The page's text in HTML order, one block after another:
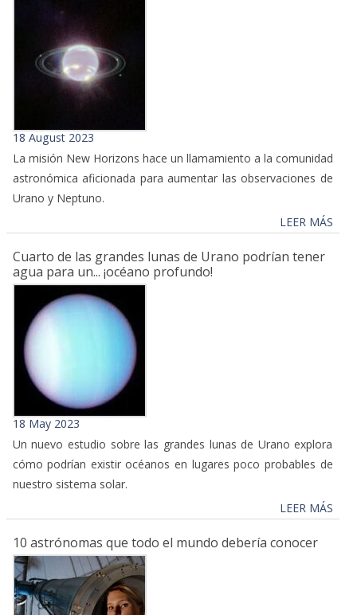
18 August 2023
La misión New Horizons hace un llamamiento a la comunidad
astronómica aficionada para aumentar las observaciones de
Urano y Neptuno.
LEER MÁS
Cuarto de las grandes lunas de Urano podrían tener
agua para un... ¡océano profundo!
18 May 2023
Un nuevo estudio sobre las grandes lunas de Urano explora
cómo podrían existir océanos en lugares poco probables de
nuestro sistema solar.
LEER MÁS
10 astrónomas que todo el mundo debería conocer